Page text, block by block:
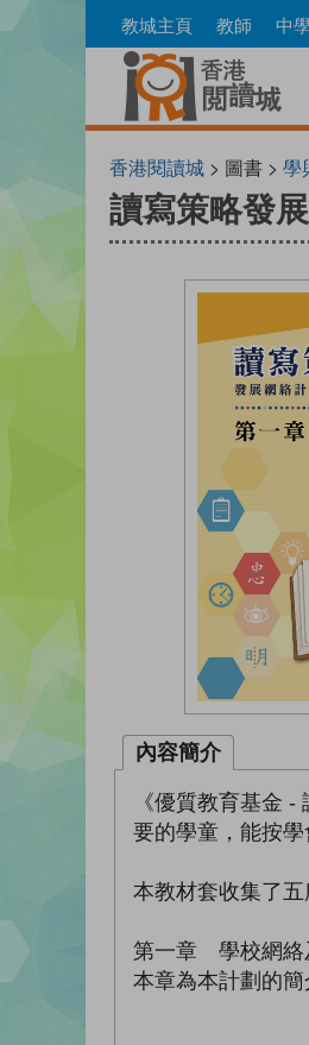
to
教城主頁 教師 中
香港閱讀城 > 圖書 > 學
讀寫策略發
內容簡介
《優質教育基金
要的學童，能按學
本教材套收集了
第一章 學校網絡
本章為本計劃的